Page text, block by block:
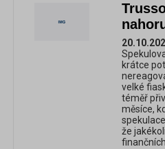
krátce
velké
téměř
měsíce,
že